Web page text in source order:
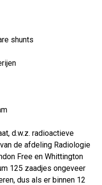
shunts
d.w.z. radioactieve
de afdeling Radiologie
Free en Whittington
125 zaadjes ongeveer
dus als er binnen 12